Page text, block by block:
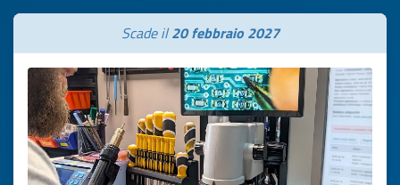
Scade il20 febbraio 2027